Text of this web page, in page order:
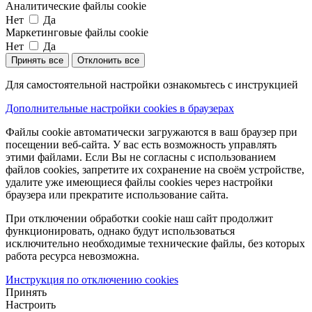
Аналитические файлы cookie
Нет
Да
Маркетинговые файлы cookie
Нет
Да
Принять все Отклонить все
Для самостоятельной настройки ознакомьтесь с инструкцией
Дополнительные настройки cookies в браузерах
Файлы cookie автоматически загружаются в ваш браузер при
посещении веб-сайта. У вас есть возможность управлять
этими файлами. Если Вы не согласны с использованием
файлов cookies, запретите их сохранение на своём устройстве,
удалите уже имеющиеся файлы cookies через настройки
браузера или прекратите использование сайта.
При отключении обработки cookie наш сайт продолжит
функционировать, однако будут использоваться
исключительно необходимые технические файлы, без которых
работа ресурса невозможна.
Инструкция по отключению cookies
Принять
Настроить